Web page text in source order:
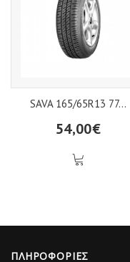
SAVA 165/65R13 77...
54,00€
ΠΛΗΡΟΦΟΡΊΕΣ